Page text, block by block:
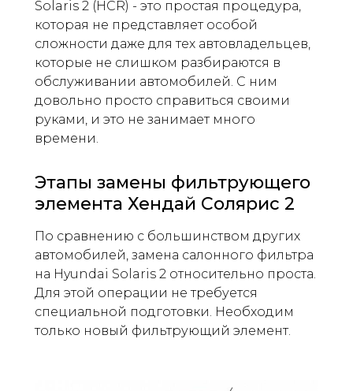
Solaris 2 (HCR) - это простая процедура,
которая не представляет особой
сложности даже для тех автовладельцев,
которые не слишком разбираются в
обслуживании автомобилей. С ним
довольно просто справиться своими
руками, и это не занимает много
времени.
Этапы замены фильтрующего
элемента Хендай Солярис 2
По сравнению с большинством других
автомобилей, замена салонного фильтра
на Hyundai Solaris 2 относительно проста.
Для этой операции не требуется
специальной подготовки. Необходим
только новый фильтрующий элемент.